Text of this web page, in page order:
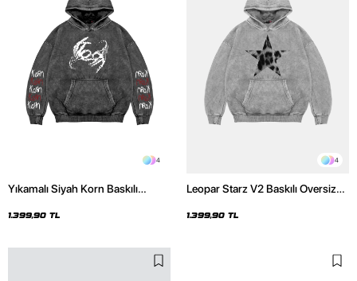
4
Yıkamalı Siyah Korn Baskılı
1.399,90 TL
4
Leopar Starz V2 Baskılı Oversize
Hoodie
1.399,90 TL